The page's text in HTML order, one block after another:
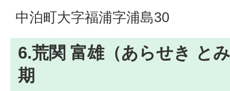
中泊町大字福浦字浦島30
6.荒関 富雄（あらせき と
期